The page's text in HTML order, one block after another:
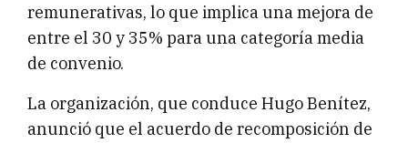
remunerativas, lo que implica una mejora de
entre el 30 y 35% para una categoría media
de convenio.
La organización, que conduce Hugo Benítez,
anunció que el acuerdo de recomposición de